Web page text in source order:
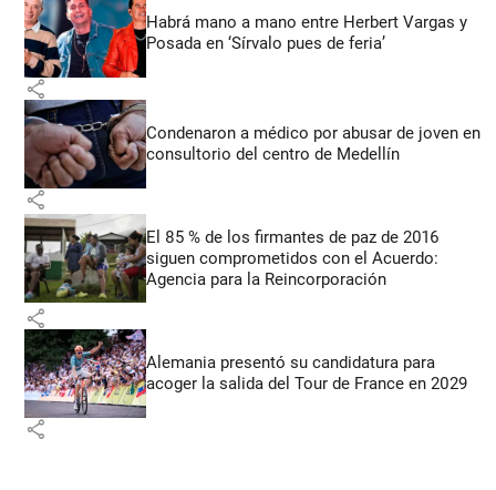
Habrá mano a mano entre Herbert Vargas y
Posada en ‘Sírvalo pues de feria’
share
Condenaron a médico por abusar de joven en
consultorio del centro de Medellín
share
El 85 % de los firmantes de paz de 2016
siguen comprometidos con el Acuerdo:
Agencia para la Reincorporación
share
Alemania presentó su candidatura para
acoger la salida del Tour de France en 2029
share